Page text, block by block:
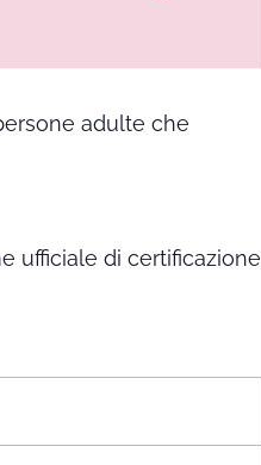
adulte che
ufficiale di certificazione